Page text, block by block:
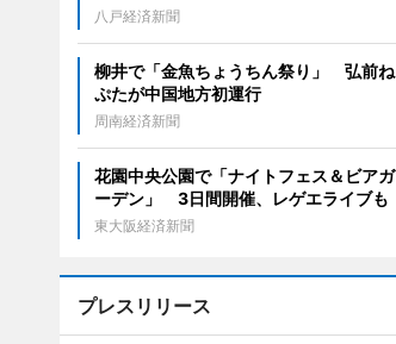
八戸経済新聞
柳井で「金魚ちょうちん祭り」 弘前ね
ぷたが中国地方初運行
周南経済新聞
花園中央公園で「ナイトフェス＆ビアガ
ーデン」 3日間開催、レゲエライブも
東大阪経済新聞
プレスリリース